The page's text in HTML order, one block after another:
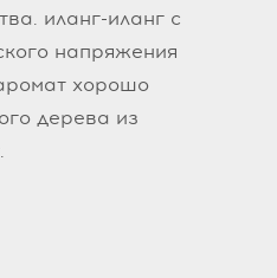
иланг-иланг с
напряжения
хорошо
дерева из